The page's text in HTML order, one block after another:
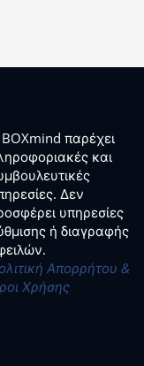
παρέχει
και
Δεν
υπηρεσίες
ή διαγραφής
Απορρήτου &
Χρήσης